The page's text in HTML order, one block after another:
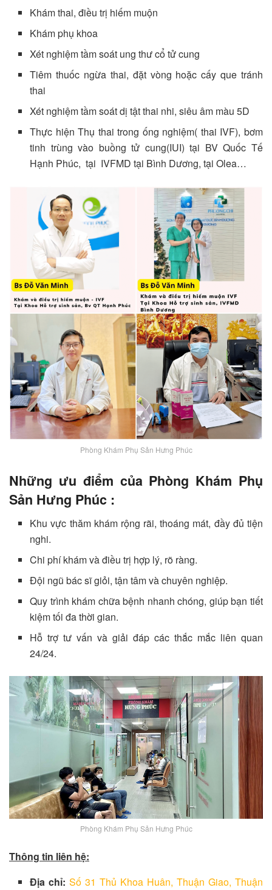
Khám thai, điều trị hiếm muộn
Khám phụ khoa
Xét nghiệm tầm soát ung thư cổ tử cung
Tiêm thuốc ngừa thai, đặt vòng hoặc cấy que tránh
thai
Xét nghiệm tầm soát dị tật thai nhi, siêu âm màu 5D
Thực hiện Thụ thai trong ống nghiệm( thai IVF), bơm
tinh trùng vào buồng tử cung(IUI) tại BV Quốc Tế
Hạnh Phúc, tại IVFMD tại Bình Dương, tại Olea…
Phòng Khám Phụ Sản Hưng Phúc
Những ưu điểm của Phòng Khám Phụ
Sản Hưng Phúc :
Khu vực thăm khám rộng rãi, thoáng mát, đầy đủ tiện
nghi.
Chi phí khám và điều trị hợp lý, rõ ràng.
Đội ngũ bác sĩ giỏi, tận tâm và chuyên nghiệp.
Quy trình khám chữa bệnh nhanh chóng, giúp bạn tiết
kiệm tối đa thời gian.
Hỗ trợ tư vấn và giải đáp các thắc mắc liên quan
24/24.
Phòng Khám Phụ Sản Hưng Phúc
Thông tin liên hệ:
Địa chỉ: Số 31 Thủ Khoa Huân, Thuận Giao, Thuận